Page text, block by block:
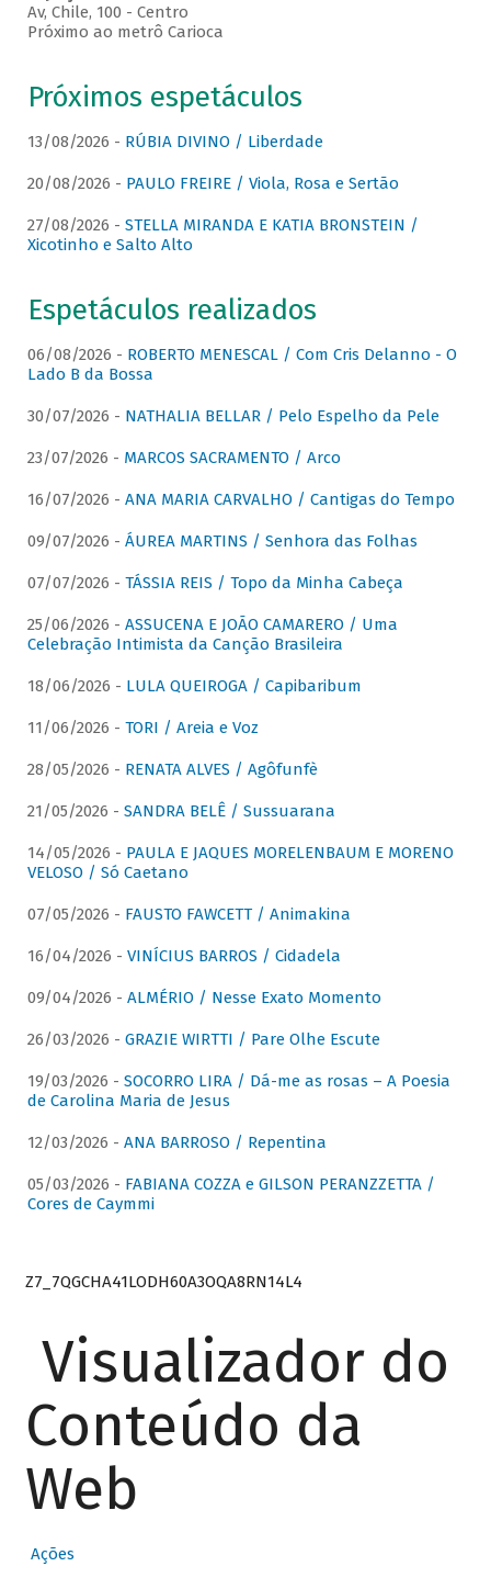
Av, Chile, 100 - Centro
Próximo ao metrô Carioca
Próximos espetáculos
13/08/2026 - RÚBIA DIVINO / Liberdade
20/08/2026 - PAULO FREIRE / Viola, Rosa e Sertão
27/08/2026 - STELLA MIRANDA E KATIA BRONSTEIN /
Xicotinho e Salto Alto
Espetáculos realizados
06/08/2026 - ROBERTO MENESCAL / Com Cris Delanno - O
Lado B da Bossa
30/07/2026 - NATHALIA BELLAR / Pelo Espelho da Pele
23/07/2026 - MARCOS SACRAMENTO / Arco
16/07/2026 - ANA MARIA CARVALHO / Cantigas do Tempo
09/07/2026 - ÁUREA MARTINS / Senhora das Folhas
07/07/2026 - TÁSSIA REIS / Topo da Minha Cabeça
25/06/2026 - ASSUCENA E JOÃO CAMARERO / Uma
Celebração Intimista da Canção Brasileira
18/06/2026 - LULA QUEIROGA / Capibaribum
11/06/2026 - TORI / Areia e Voz
28/05/2026 - RENATA ALVES / Agôfunfè
21/05/2026 - SANDRA BELÊ / Sussuarana
14/05/2026 - PAULA E JAQUES MORELENBAUM E MORENO
VELOSO / Só Caetano
07/05/2026 - FAUSTO FAWCETT / Animakina
16/04/2026 - VINÍCIUS BARROS / Cidadela
09/04/2026 - ALMÉRIO / Nesse Exato Momento
26/03/2026 - GRAZIE WIRTTI / Pare Olhe Escute
19/03/2026 - SOCORRO LIRA / Dá-me as rosas – A Poesia
de Carolina Maria de Jesus
12/03/2026 - ANA BARROSO / Repentina
05/03/2026 - FABIANA COZZA e GILSON PERANZZETTA /
Cores de Caymmi
Z7_7QGCHA41LODH60A3OQA8RN14L4
Visualizador do
Conteúdo da
Web
Ações